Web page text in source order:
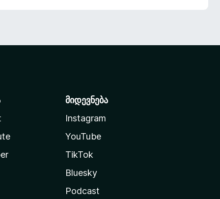
მიდევნება
Instagram
YouTube
TikTok
Bluesky
Podcast